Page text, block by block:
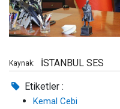
Kaynak: İSTANBUL SES
Etiketler :
Kemal Cebi